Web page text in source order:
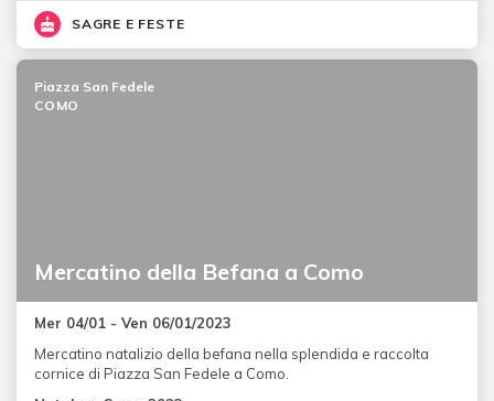
SAGRE E FESTE
Mercatino della Befana a Como
Piazza San Fedele
COMO
Mer 04/01 - Ven 06/01/2023
Mercatino natalizio della befana nella splendida e raccolta
cornice di Piazza San Fedele a Como.